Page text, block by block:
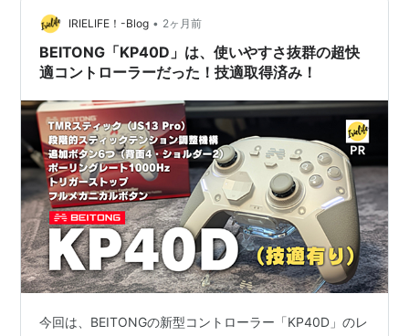
IRIELIFE！-Blog • 2ヶ月前
BEITONG「KP40D」は、使いやすさ抜群の超快
適コントローラーだった！技適取得済み！
今回は、BEITONGの新型コントローラー「KP40D」のレ